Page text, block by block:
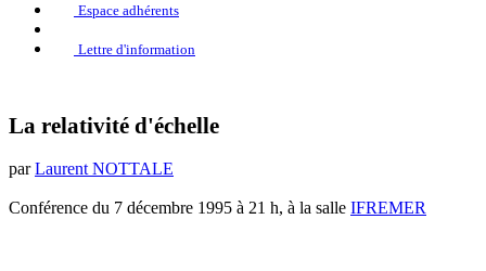
Espace adhérents
Lettre d'information
La relativité d'échelle
parLaurent NOTTALE
Conférence du 7 décembre 1995 à 21 h, à la salle IFREMER